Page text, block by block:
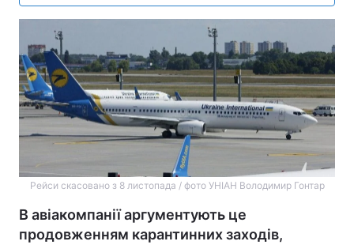
Рейси скасовано з 8 листопада / фото УНІАН Володимир Гонтар
В авіакомпанії аргументують це
продовженням карантинних заходів,